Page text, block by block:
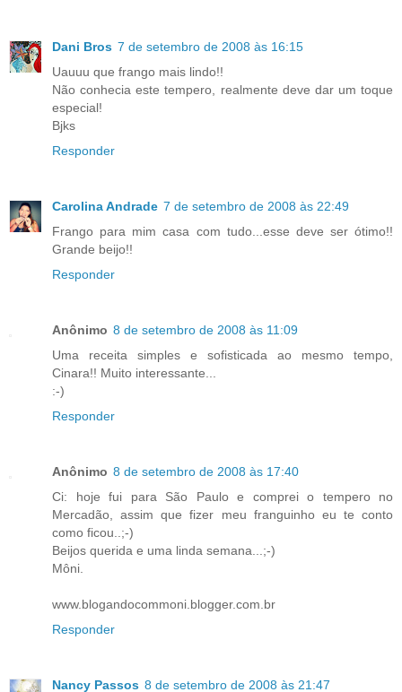
Dani Bros 7 de setembro de 2008 às 16:15
Uauuu que frango mais lindo!!
Não conhecia este tempero, realmente deve dar um toque
especial!
Bjks
Responder
Carolina Andrade 7 de setembro de 2008 às 22:49
Frango para mim casa com tudo...esse deve ser ótimo!!
Grande beijo!!
Responder
Anônimo 8 de setembro de 2008 às 11:09
Uma receita simples e sofisticada ao mesmo tempo,
Cinara!! Muito interessante...
:-)
Responder
Anônimo 8 de setembro de 2008 às 17:40
Ci: hoje fui para São Paulo e comprei o tempero no
Mercadão, assim que fizer meu franguinho eu te conto
como ficou..;-)
Beijos querida e uma linda semana...;-)
Môni.
www.blogandocommoni.blogger.com.br
Responder
Nancy Passos 8 de setembro de 2008 às 21:47